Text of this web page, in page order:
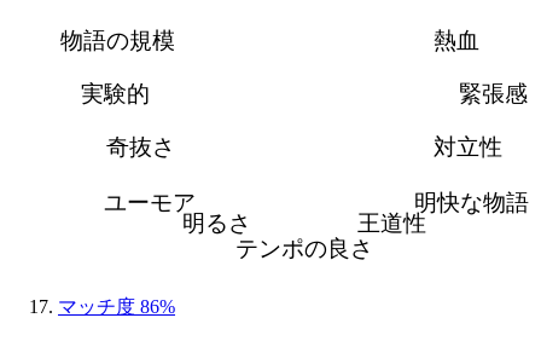
熱血
緊張感
対立性
明快な物語
王道性
テンポの良さ
明るさ
ユーモア
奇抜さ
実験的
物語の規模
マッチ度 86%